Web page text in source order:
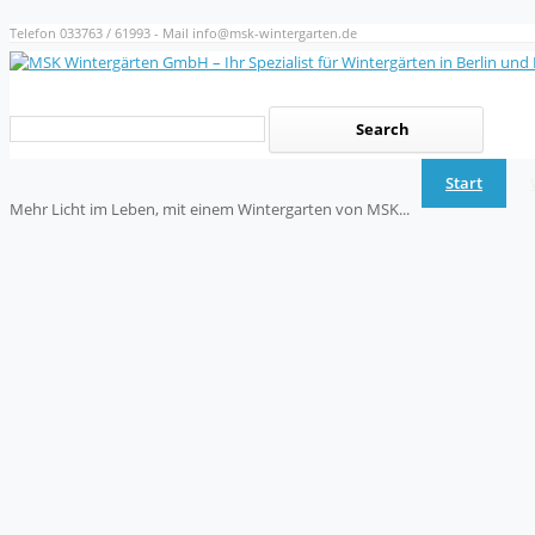
Telefon 033763 / 61993 - Mail info@msk-wintergarten.de
Mehr Licht im Leben, mit einem Wintergarten von MSK...
Start